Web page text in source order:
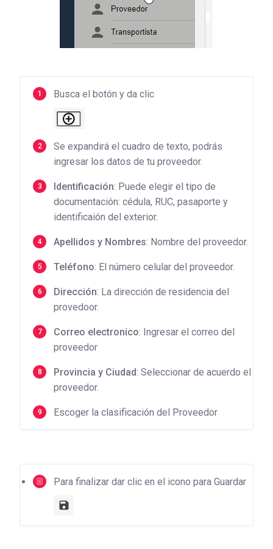
Busca el botón y da clic
Se expandirá el cuadro de texto, podrás
ingresar los datos de tu proveedor.
Identificación: Puede elegir el tipo de
documentación: cédula, RUC, pasaporte y
identificaión del exterior.
Apellidos y Nombres: Nombre del proveedor.
Teléfono: El número celular del proveedor.
Dirección: La dirección de residencia del
provedoor.
Correo electronico: Ingresar el correo del
proveedor
Provincia y Ciudad: Seleccionar de acuerdo el
proveedor.
Escoger la clasificación del Proveedor
Para finalizar dar clic en el icono para Guardar